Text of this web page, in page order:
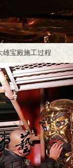
雄宝殿施工过程